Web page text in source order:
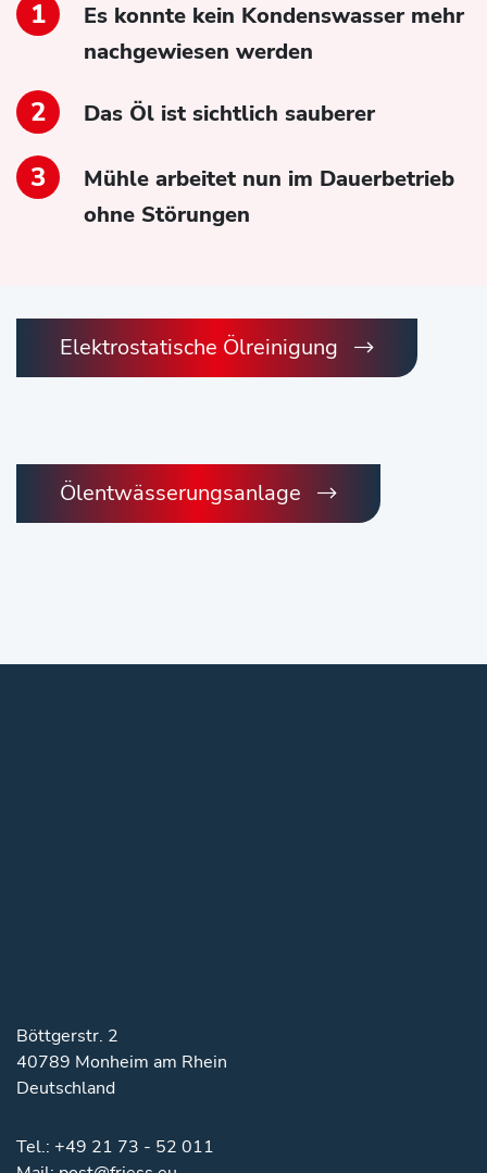
Es konnte kein Kondenswasser mehr
nachgewiesen werden
Das Öl ist sichtlich sauberer
Mühle arbeitet nun im Dauerbetrieb
ohne Störungen
Elektrostatische Ölreinigung
Ölentwässerungsanlage
Böttgerstr. 2
40789 Monheim am Rhein
Deutschland
Tel.: +49 21 73 - 52 011